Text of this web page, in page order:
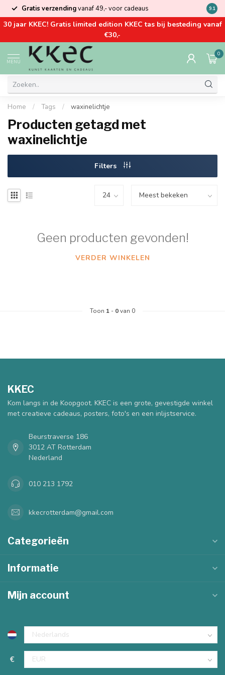
Gratis verzendingvanaf 49,- voor cadeaus Kom
9.1
30 jaar KKEC! Gratis limited edition KKEC tas bij besteding vanaf
€30,-
MENU
0
Home / Tags / waxinelichtje
Producten getagd met
waxinelichtje
Filters
Geen producten gevonden!
VERDER WINKELEN
Toon 1 - 0van 0
KKEC
Kom langs in de Koopgoot. KKEC is een grote, gevestigde winkel
met creatieve cadeaus, posters, foto's en een inlijstservice.
Beurstraverse 186
3012 AT Rotterdam
Nederland
010 213 1792
kkecrotterdam@gmail.com
Categorieën
Informatie
Mijn account
€